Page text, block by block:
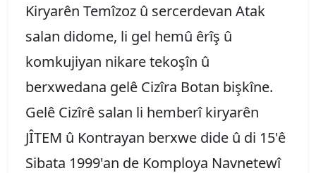
Kiryarên Temîzoz û sercerdevan Atak
salan didome, li gel hemû êrîş û
komkujiyan nikare tekoşîn û
berxwedana gelê Cizîra Botan bişkîne.
Gelê Cizîrê salan li hemberî kiryarên
JÎTEM û Kontrayan berxwe dide û di 15'ê
Sibata 1999'an de Komploya Navnetewî